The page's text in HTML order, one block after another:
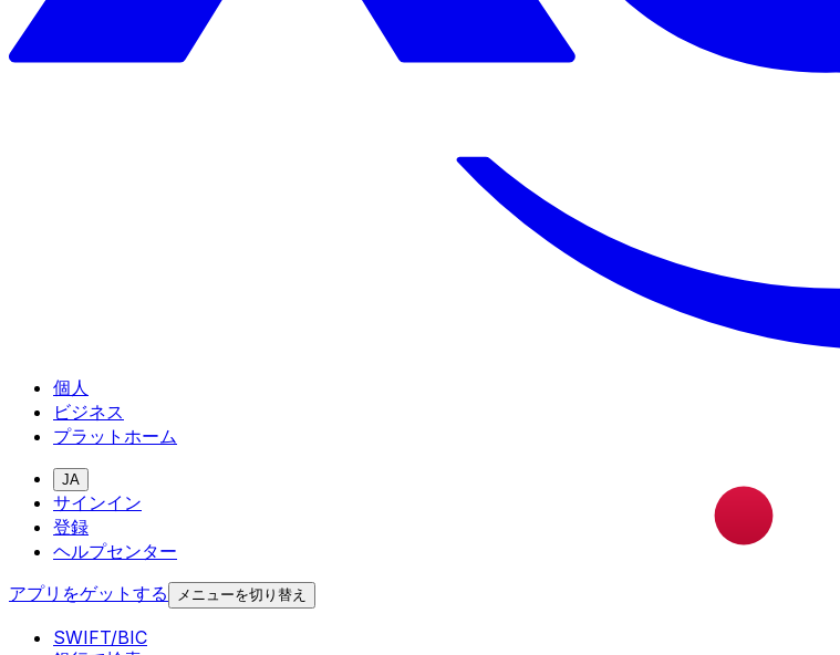
個人
ビジネス
プラットホーム
JA
サインイン
登録
ヘルプセンター
アプリをゲットする
メニューを切り替え
SWIFT/BIC